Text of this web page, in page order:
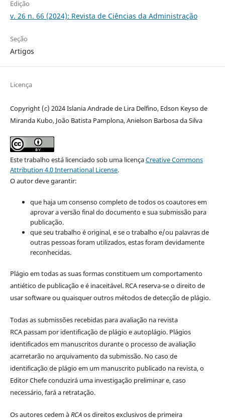
Edição
v. 26 n. 66 (2024): Revista de Ciências da Administração
Seção
Artigos
Licença
Copyright (c) 2024 Islania Andrade de Lira Delfino, Edson Keyso de
Miranda Kubo, João Batista Pamplona, Anielson Barbosa da Silva
Este trabalho está licenciado sob uma licençaCreative Commons
Attribution 4.0 International License.
O autor deve garantir:
que haja um consenso completo de todos os coautores em
aprovar a versão final do documento e sua submissão para
publicação.
que seu trabalho é original, e se o trabalho e/ou palavras de
outras pessoas foram utilizados, estas foram devidamente
reconhecidas.
Plágio em todas as suas formas constituem um comportamento
antiético de publicação e é inaceitável. RCA reserva-se o direito de
usar software ou quaisquer outros métodos de detecção de plágio.
Todas as submissões recebidas para avaliação na revista
RCA passam por identificação de plágio e autoplágio. Plágios
identificados em manuscritos durante o processo de avaliação
acarretarão no arquivamento da submissão. No caso de
identificação de plágio em um manuscrito publicado na revista, o
Editor Chefe conduzirá uma investigação preliminar e, caso
necessário, fará a retratação.
Os autores cedem àRCAos direitos exclusivos de primeira